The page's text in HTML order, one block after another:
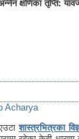
क्षणिका तृप्ति:
Acharya
शास्त्रभित्रका